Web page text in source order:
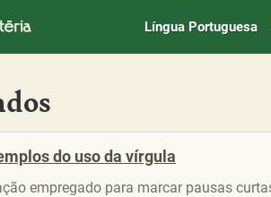
Língua Portuguesa
do uso da vírgula
empregado para marcar pausas